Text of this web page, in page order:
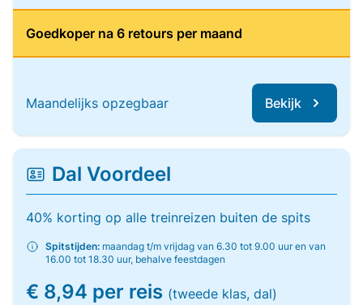
Goedkoper na 6 retours per maand
Maandelijks opzegbaar Bekijk
Dal Voordeel
40% korting op alle treinreizen buiten de spits
Spitstijden: maandag t/m vrijdag van 6.30 tot 9.00 uur en van
16.00 tot 18.30 uur, behalve feestdagen
€ 8,94 per reis (tweede klas, dal)